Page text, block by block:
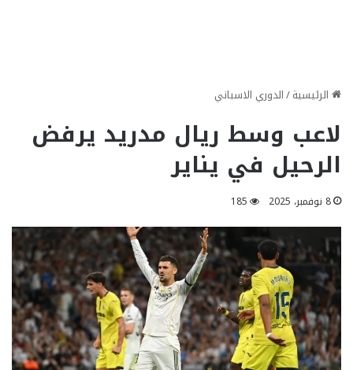
الرئيسية/الدوري الاسباني
لاعب وسط ريال مدريد يرفض
الرحيل في يناير
8 نوفمبر، 2025 185